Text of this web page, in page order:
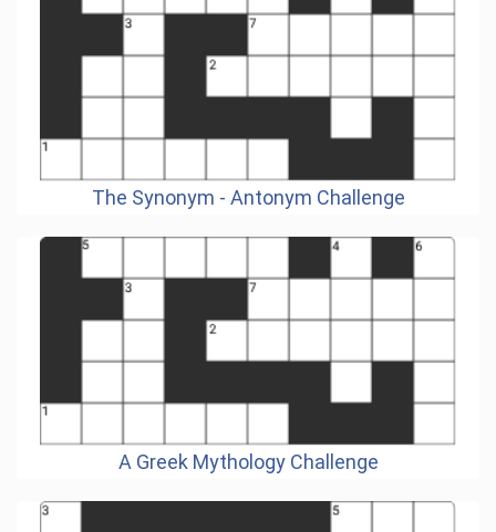
The Synonym - Antonym Challenge
A Greek Mythology Challenge